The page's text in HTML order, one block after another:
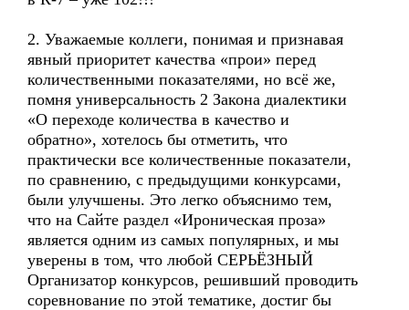
2. Уважаемые коллеги, понимая и признавая
явный приоритет качества «прои» перед
количественными показателями, но всё же,
помня универсальность 2 Закона диалектики
«О переходе количества в качество и
обратно», хотелось бы отметить, что
практически все количественные показатели,
по сравнению, с предыдущими конкурсами,
были улучшены. Это легко объяснимо тем,
что на Сайте раздел «Ироническая проза»
является одним из самых популярных, и мы
уверены в том, что любой СЕРЬЁЗНЫЙ
Организатор конкурсов, решивший проводить
соревнование по этой тематике, достиг бы